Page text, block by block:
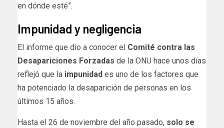
en dónde esté”.
Impunidad y negligencia
El informe que dio a conocer el Comité contra las
Desapariciones Forzadas de la ONU hace unos días
reflejó que la impunidad es uno de los factores que
ha potenciado la desaparición de personas en los
últimos 15 años.
Hasta el 26 de noviembre del año pasado, solo se